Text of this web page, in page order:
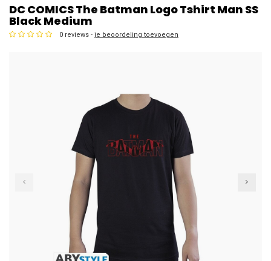
DC COMICS The Batman Logo Tshirt Man SS
Black Medium
0 reviews - je beoordeling toevoegen